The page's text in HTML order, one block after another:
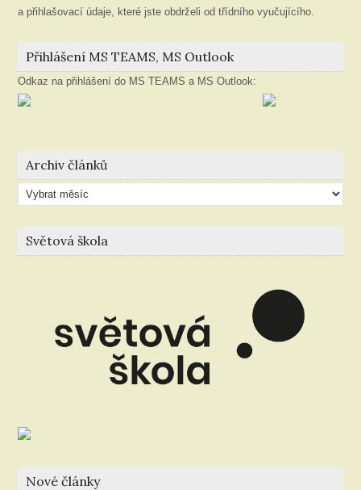
a přihlašovací údaje, které jste obdrželi od třídního vyučujícího.
Přihlášení MS TEAMS, MS Outlook
Odkaz na přihlášení do MS TEAMS a MS Outlook:
Archiv článků
Archiv
článků
Světová škola
Nové články